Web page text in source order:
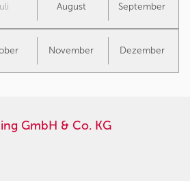
August September
November Dezember
GmbH & Co. KG